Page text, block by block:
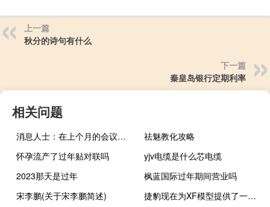
上一篇
秋分的诗句有什么
下一篇
秦皇岛银行定期利率
相关问题
消息人士：在上个月的会议上亚马逊(AMZN.O)没有向美国联邦贸易委员会（FTC）做出让步FTC计划于本月晚些时候对亚马逊提起反垄断诉讼
祛魅教化攻略
怀孕流产了过年贴对联吗
yjv电缆是什么芯电缆
2023那天是过年
枫蓝国际过年期间营业吗
宋李鹏(关于宋李鹏简述)
捷豹现在为XF模型提供了一系列新的突破性技术功能